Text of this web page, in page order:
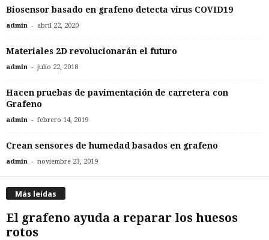
Biosensor basado en grafeno detecta virus COVID19
admin - abril 22, 2020
Materiales 2D revolucionarán el futuro
admin - julio 22, 2018
Hacen pruebas de pavimentación de carretera con
Grafeno
admin - febrero 14, 2019
Crean sensores de humedad basados en grafeno
admin - noviembre 23, 2019
Más leídas
El grafeno ayuda a reparar los huesos
rotos